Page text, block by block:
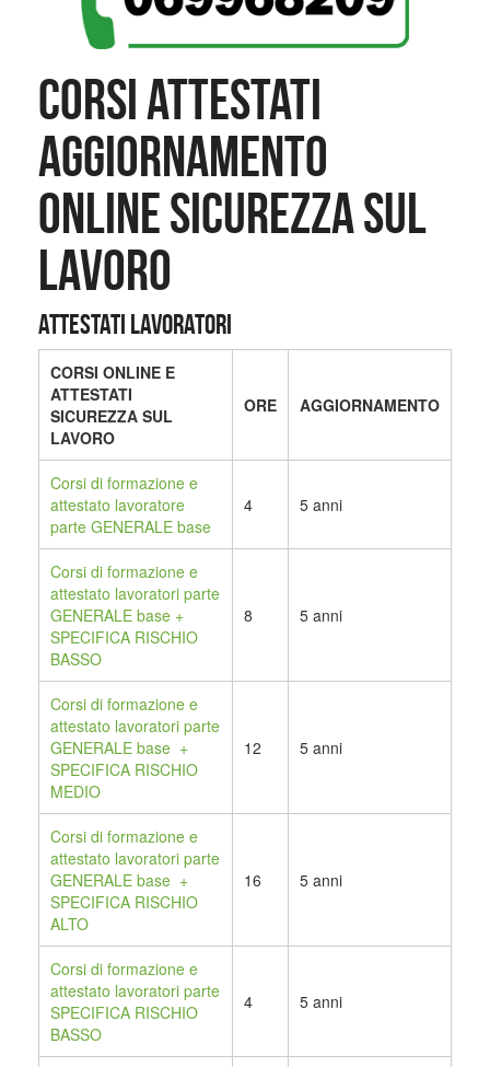
CORSI ATTESTATI
AGGIORNAMENTO
ONLINE SICUREZZA SUL
LAVORO
ATTESTATI LAVORATORI
CORSI ONLINE E
ATTESTATI
SICUREZZA SUL
LAVORO
ORE AGGIORNAMENTO
Corsi di formazione e
attestato lavoratore
parte GENERALE base
4 5 anni
Corsi di formazione e
attestato lavoratori parte
GENERALE base +
SPECIFICA RISCHIO
BASSO
8 5 anni
Corsi di formazione e
attestato lavoratori parte
GENERALE base +
SPECIFICA RISCHIO
MEDIO
12 5 anni
Corsi di formazione e
attestato lavoratori parte
GENERALE base +
SPECIFICA RISCHIO
ALTO
16 5 anni
Corsi di formazione e
attestato lavoratori parte
SPECIFICA RISCHIO
BASSO
4 5 anni